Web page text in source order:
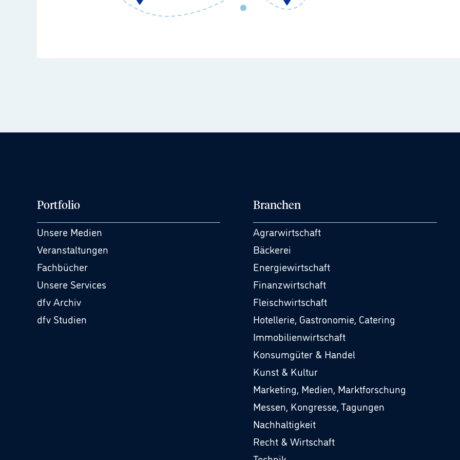
Portfolio
Unsere Medien
Veranstaltungen
Fachbücher
Unsere Services
dfv Archiv
dfv Studien
Branchen
Agrarwirtschaft
Bäckerei
Energiewirtschaft
Finanzwirtschaft
Fleischwirtschaft
Hotellerie, Gastronomie, Catering
Immobilienwirtschaft
Konsumgüter & Handel
Kunst & Kultur
Marketing, Medien, Marktforschung
Messen, Kongresse, Tagungen
Nachhaltigkeit
Recht & Wirtschaft